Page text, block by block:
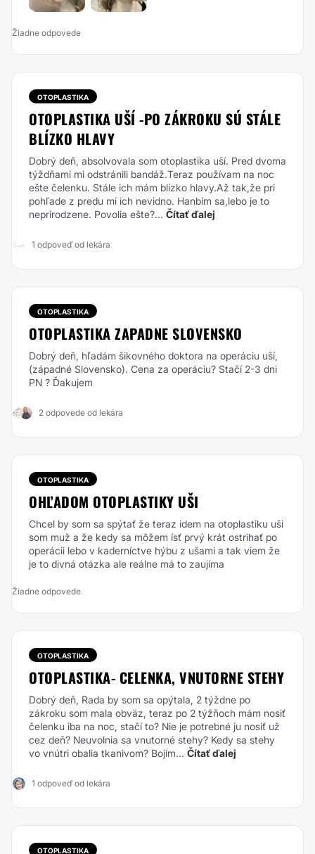
Žiadne odpovede
OTOPLASTIKA
OTOPLASTIKA UŠÍ -PO ZÁKROKU SÚ STÁLE
BLÍZKO HLAVY
Dobrý deň, absolvovala som otoplastika uší. Pred dvoma
týždňami mi odstránili bandáž.Teraz používam na noc
ešte čelenku. Stále ich mám blízko hlavy.Až tak,že pri
pohľade z predu mi ich nevidno. Hanbím sa,lebo je to
neprirodzene. Povolia ešte?... Čítať ďalej
1 odpoveď od lekára
OTOPLASTIKA
OTOPLASTIKA ZAPADNE SLOVENSKO
Dobrý deň, hľadám šikovného doktora na operáciu uší,
(západné Slovensko). Cena za operáciu? Stačí 2-3 dni
PN ? Ďakujem
2 odpovede od lekára
OTOPLASTIKA
OHĽADOM OTOPLASTIKY UŠI
Chcel by som sa spýtať že teraz idem na otoplastiku uši
som muž a že kedy sa môžem ísť prvý krát ostrihať po
operácii lebo v kaderníctve hýbu z ušami a tak viem že
je to divná otázka ale reálne má to zaujíma
Žiadne odpovede
OTOPLASTIKA
OTOPLASTIKA- CELENKA, VNUTORNE STEHY
Dobrý deň, Rada by som sa opýtala, 2 týždne po
zákroku som mala obväz, teraz po 2 týžňoch mám nosiť
čelenku iba na noc, stačí to? Nie je potrebné ju nosiť už
cez deň? Neuvolnia sa vnutorné stehy? Kedy sa stehy
vo vnútri obalia tkanivom? Bojím... Čítať ďalej
1 odpoveď od lekára
OTOPLASTIKA